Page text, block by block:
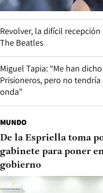
Revolver, la difícil
The Beatles
Miguel Tapia: “Me han
Prisioneros, pero no
onda”
MUNDO
De la Espriella toma
gabinete para poner
gobierno